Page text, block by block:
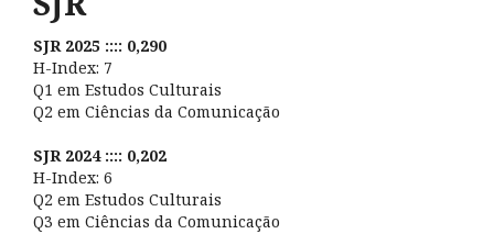
SJR 2025 :::: 0,290
H-Index: 7
Q1 em Estudos Culturais
Q2 em Ciências da Comunicação
SJR 2024 :::: 0,202
H-Index: 6
Q2 em Estudos Culturais
Q3 em Ciências da Comunicação